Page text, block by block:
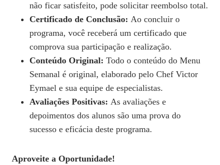
não ficar satisfeito, pode solicitar reembolso total.
Certificado de Conclusão: Ao concluir o
programa, você receberá um certificado que
comprova sua participação e realização.
Conteúdo Original: Todo o conteúdo do Menu
Semanal é original, elaborado pelo Chef Victor
Eymael e sua equipe de especialistas.
Avaliações Positivas: As avaliações e
depoimentos dos alunos são uma prova do
sucesso e eficácia deste programa.
Aproveite a Oportunidade!